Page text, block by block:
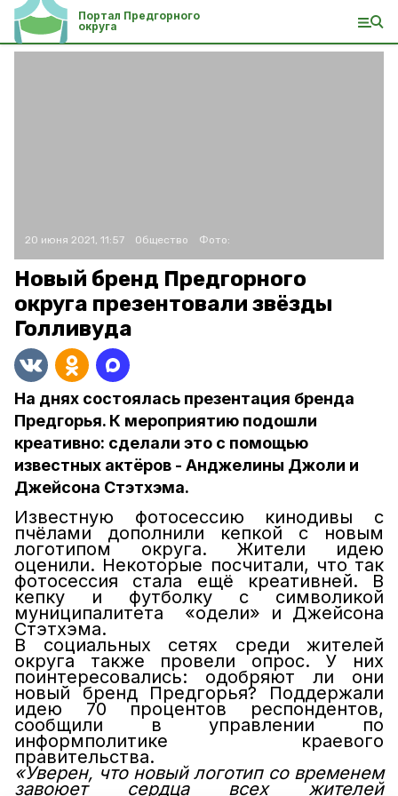
Портал Предгорного
округа
20 июня 2021, 11:57 Общество Фото:
Новый бренд Предгорного
округа презентовали звёзды
Голливуда
На днях состоялась презентация бренда
Предгорья. К мероприятию подошли
креативно: сделали это с помощью
известных актёров - Анджелины Джоли и
Джейсона Стэтхэма.
Известную фотосессию кинодивы с
пчёлами дополнили кепкой с новым
логотипом округа. Жители идею
оценили. Некоторые посчитали, что так
фотосессия стала ещё креативней. В
кепку и футболку с символикой
муниципалитета «одели» и Джейсона
Стэтхэма.
В социальных сетях среди жителей
округа также провели опрос. У них
поинтересовались: одобряют ли они
новый бренд Предгорья? Поддержали
идею 70 процентов респондентов,
сообщили в управлении по
информполитике краевого
правительства.
«Уверен, что новый логотип со временем
завоюет сердца всех жителей